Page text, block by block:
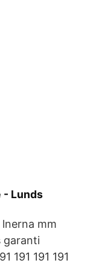
- Lunds
mm
garanti
191 191 191